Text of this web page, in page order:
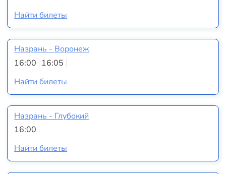
Найти билеты
Назрань - Воронеж
16:00 16:05
Найти билеты
Назрань - Глубокий
16:00
Найти билеты